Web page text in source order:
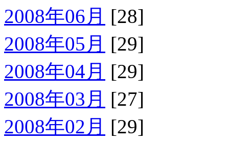
2008年06月 [28]
2008年05月 [29]
2008年04月 [29]
2008年03月 [27]
2008年02月 [29]